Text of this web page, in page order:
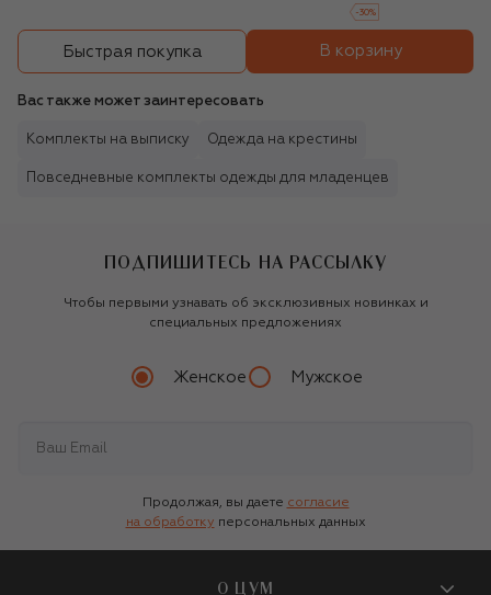
-30%
Быстрая покупка В корзину
Вас также может заинтересовать
Комплекты на выписку Одежда на крестины
Повседневные комплекты одежды для младенцев
ПОДПИШИТЕСЬ НА РАССЫЛКУ
Чтобы первыми узнавать об эксклюзивных новинках и
специальных предложениях
Женское Мужское
Продолжая, вы даете согласие
на обработку персональных данных
О ЦУМ